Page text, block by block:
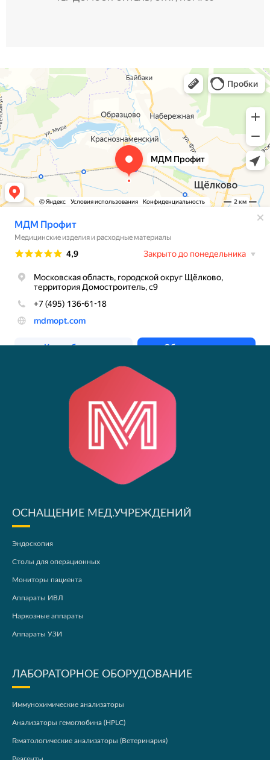
ОСНАЩЕНИЕ МЕД.УЧРЕЖДЕНИЙ
Эндоскопия
Столы для операционных
Мониторы пациента
Аппараты ИВЛ
Наркозные аппараты
Аппараты УЗИ
ЛАБОРАТОРНОЕ ОБОРУДОВАНИЕ
Иммунохимические анализаторы
Анализаторы гемоглобина (HPLC)
Гематологические анализаторы (Ветеринария)